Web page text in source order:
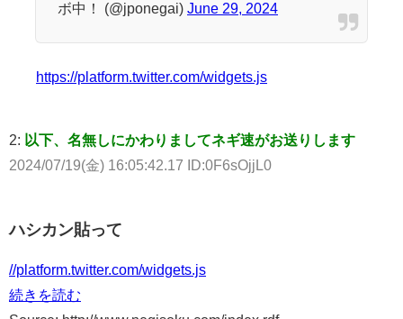
ボ中！ (@jponegai) June 29, 2024
https://platform.twitter.com/widgets.js
2: 以下、名無しにかわりましてネギ速がお送りします
2024/07/19(金) 16:05:42.17 ID:0F6sOjjL0
ハシカン貼って
//platform.twitter.com/widgets.js
続きを読む